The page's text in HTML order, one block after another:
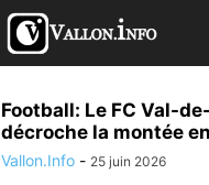
Football: Le FC Val-
décroche la montée
Vallon.Info - 25 juin 2026